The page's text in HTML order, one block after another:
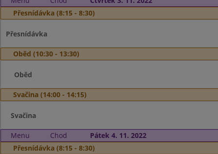
Přesnídávka (8:15 - 8:30)
Přesnídávka
Oběd (10:30 - 13:30)
Oběd
Svačina (14:00 - 14:15)
Svačina
Menu Chod
Pátek 4. 11. 2022
Přesnídávka (8:15 - 8:30)